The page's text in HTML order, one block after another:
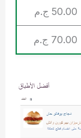
50.00 ج.م
70.00 ج.م